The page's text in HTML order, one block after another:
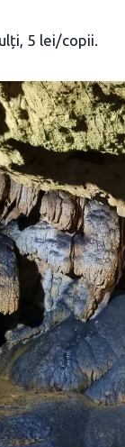
5 lei/copii.